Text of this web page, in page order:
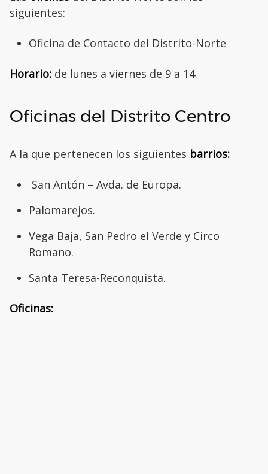
siguientes:
Oficina de Contacto del Distrito-Norte
Horario: de lunes a viernes de 9 a 14.
Oficinas del Distrito Centro
A la que pertenecen los siguientes barrios:
San Antón – Avda. de Europa.
Palomarejos.
Vega Baja, San Pedro el Verde y Circo
Romano.
Santa Teresa-Reconquista.
Oficinas: